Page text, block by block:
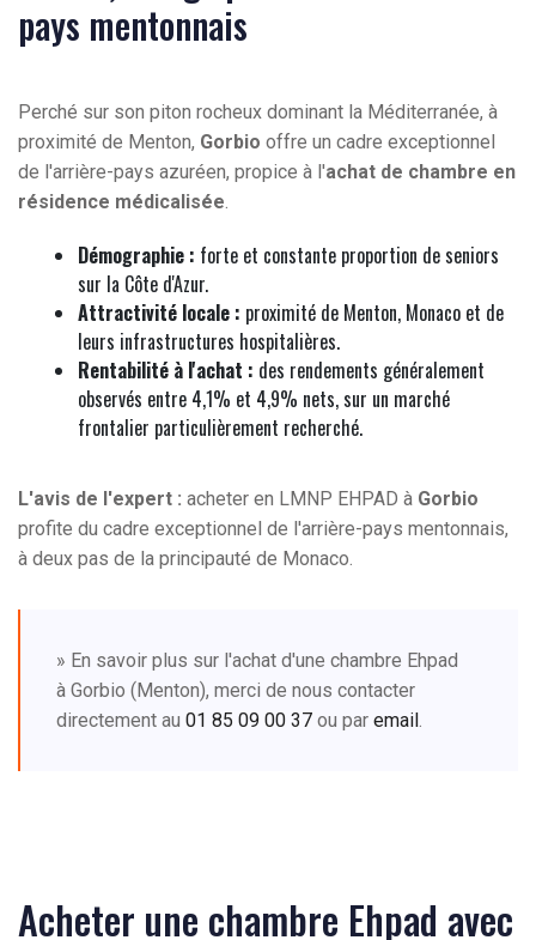
pays mentonnais
Perché sur son piton rocheux dominant la Méditerranée, à
proximité de Menton, Gorbio offre un cadre exceptionnel
de l'arrière-pays azuréen, propice à l'achat de chambre en
résidence médicalisée.
Démographie : forte et constante proportion de seniors
sur la Côte d'Azur.
Attractivité locale : proximité de Menton, Monaco et de
leurs infrastructures hospitalières.
Rentabilité à l'achat : des rendements généralement
observés entre 4,1% et 4,9% nets, sur un marché
frontalier particulièrement recherché.
L'avis de l'expert : acheter en LMNP EHPAD à Gorbio
profite du cadre exceptionnel de l'arrière-pays mentonnais,
à deux pas de la principauté de Monaco.
» En savoir plus sur l'achat d'une chambre Ehpad
à Gorbio (Menton), merci de nous contacter
directement au 01 85 09 00 37 ou par email.
Acheter une chambre Ehpad avec